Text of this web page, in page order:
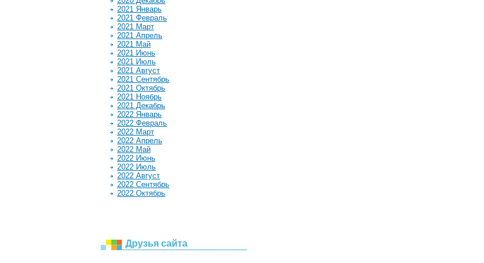
2021 Январь
2021 Февраль
2021 Март
2021 Апрель
2021 Май
2021 Июнь
2021 Июль
2021 Август
2021 Сентябрь
2021 Октябрь
2021 Ноябрь
2021 Декабрь
2022 Январь
2022 Февраль
2022 Март
2022 Апрель
2022 Май
2022 Июнь
2022 Июль
2022 Август
2022 Сентябрь
2022 Октябрь
Друзья сайта